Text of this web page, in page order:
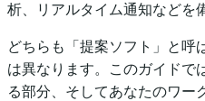
析、リアルタイム通知などを
どちらも「提案ソフト」と呼
は異なります。このガイドで
る部分、そしてあなたのワー